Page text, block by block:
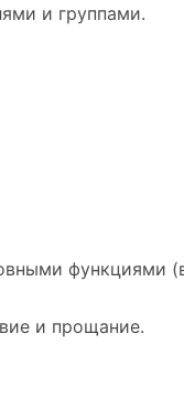
и группами.
функциями
и прощание.